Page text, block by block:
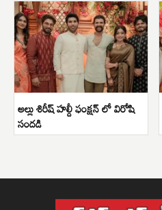
అల్లు శిరీష్ హల్దీ ఫంక్షన్ లో విరోషి
సందడి